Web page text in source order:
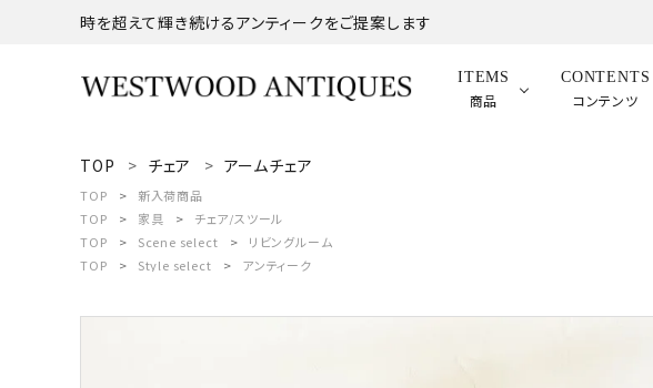
時を超えて輝き続けるアンティークをご提案します
ITEMS
商品
CONTENTS
コンテンツ
search
ACCOUNT MENU
ようこそ ゲスト 様
TOP チェア アームチェア
TOP
新入荷商品
TOP
家具
チェア/スツール
TOP
Scene select
リビングルーム
TOP
Style select アンティーク